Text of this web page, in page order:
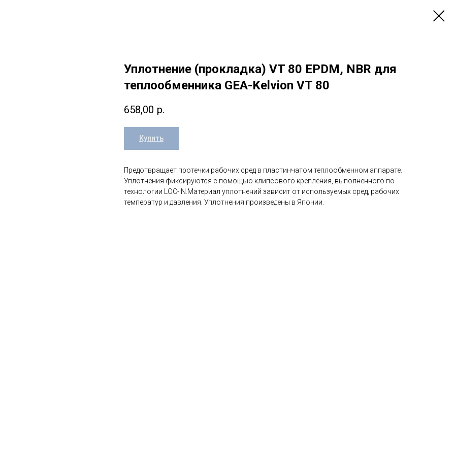
Уплотнение (прокладка) VT 80 EPDM, NBR для
теплообменника GEA-Kelvion VT 80
658,00 р.
Купить
Предотвращает протечки рабочих сред в пластинчатом теплообменном аппарате.
Уплотнения фиксируются с помощью клипсового крепления, выполненного по
технологии LOC-IN.Материал уплотнений зависит от используемых сред, рабочих
температур и давления. Уплотнения произведены в Японии.